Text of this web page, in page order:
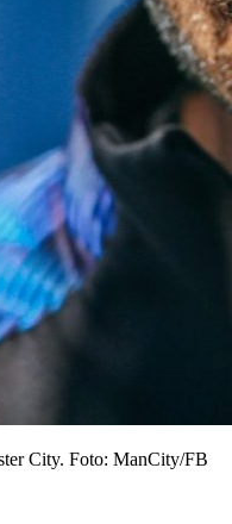
City. Foto: ManCity/FB